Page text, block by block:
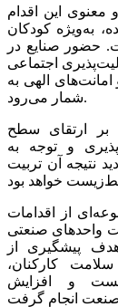
و معنوی این اقدام
به‌ویژه کودکان
حضور صنایع در
اجتماعی
الهی به
شمار می‌رود.
بر ارتقای سطح
و توجه به
نتیجه آن تربیت
از اقدامات
واحدهای صنعتی
پیشگیری از
کارکنان،
و افزایش